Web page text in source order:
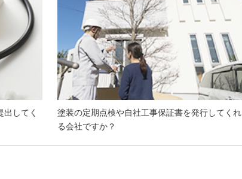
してく
塗装の定期点検や自社工事保証書を発行してくれ
る会社ですか？